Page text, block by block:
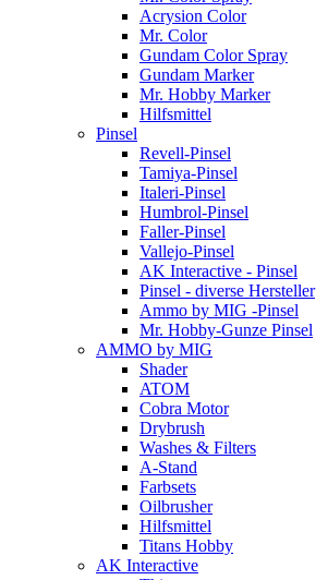
Acrysion Color
Mr. Color
Gundam Color Spray
Gundam Marker
Mr. Hobby Marker
Hilfsmittel
Pinsel
Revell-Pinsel
Tamiya-Pinsel
Italeri-Pinsel
Humbrol-Pinsel
Faller-Pinsel
Vallejo-Pinsel
AK Interactive - Pinsel
Pinsel - diverse Hersteller
Ammo by MIG -Pinsel
Mr. Hobby-Gunze Pinsel
AMMO by MIG
Shader
ATOM
Cobra Motor
Drybrush
Washes & Filters
A-Stand
Farbsets
Oilbrusher
Hilfsmittel
Titans Hobby
AK Interactive